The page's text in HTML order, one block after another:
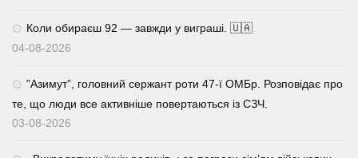
Коли обираєш 92 — завжди у виграші. 🇺🇦
04-08-2026
⁨”Азимут”, головний сержант роти 47-ї ОМБр. Розповідає про
те, що люди все активніше повертаються із СЗЧ.
03-08-2026